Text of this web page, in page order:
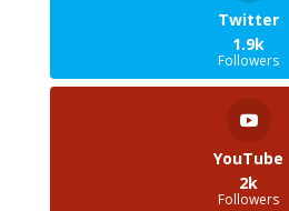
Twitter
1.9k
Followers
YouTube
2k
Followers